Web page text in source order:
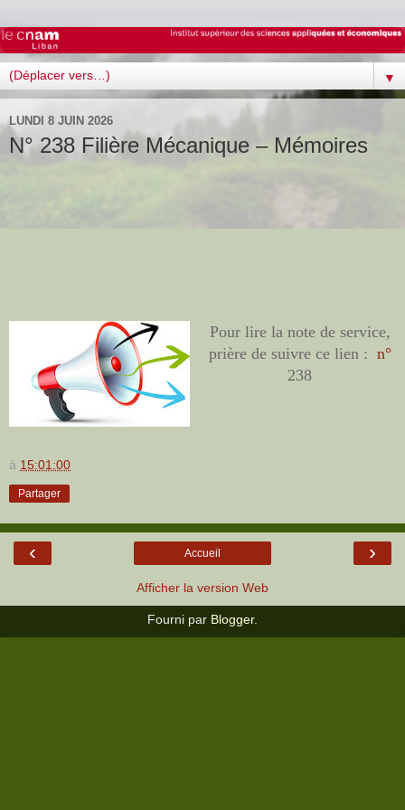
▼
LUNDI 8 JUIN 2026
N° 238 Filière Mécanique – Mémoires
Pour lire la note de service,
prière de suivre ce lien : n°
238
à 15:01:00
Partager
‹ ›
Accueil
Afficher la version Web
Fourni par Blogger.